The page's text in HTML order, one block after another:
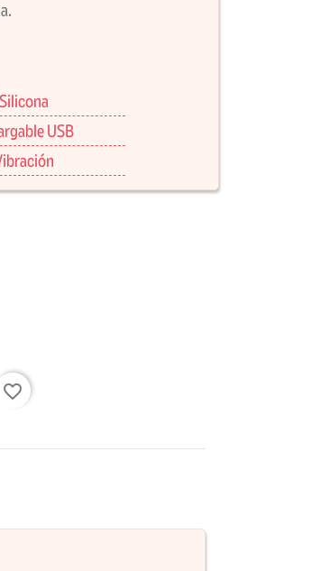
Silicona
USB
favorite_border